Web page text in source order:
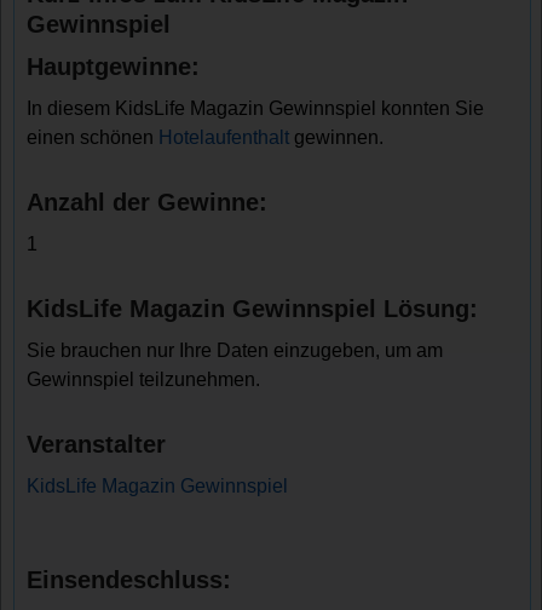
Gewinnspiel
Hauptgewinne:
In diesem KidsLife Magazin Gewinnspiel konnten Sie
einen schönen Hotelaufenthalt gewinnen.
Anzahl der Gewinne:
1
KidsLife Magazin Gewinnspiel Lösung:
Sie brauchen nur Ihre Daten einzugeben, um am
Gewinnspiel teilzunehmen.
Veranstalter
KidsLife Magazin Gewinnspiel
Einsendeschluss: